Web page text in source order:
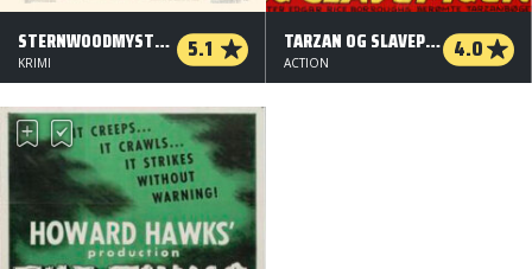
STERNWOODMYSTERIET 5.1
KRIMI
TARZAN OG SLAVEPIGEN 4.0
ACTION